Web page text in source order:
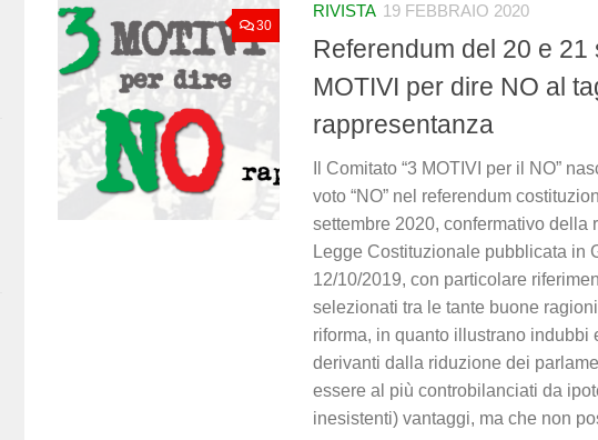
30
RIVISTA 19 FEBBRAIO 2020
Referendum del 20 e 21
MOTIVI per dire NO al
rappresentanza
Il Comitato “3 MOTIVI per il NO”
voto “NO” nel referendum
settembre 2020, confermativo della
Legge Costituzionale pubblicata in
12/10/2019, con particolare
selezionati tra le tante buone
riforma, in quanto illustrano indubbi
derivanti dalla riduzione dei
essere al più controbilanciati da
inesistenti) vantaggi, ma che non